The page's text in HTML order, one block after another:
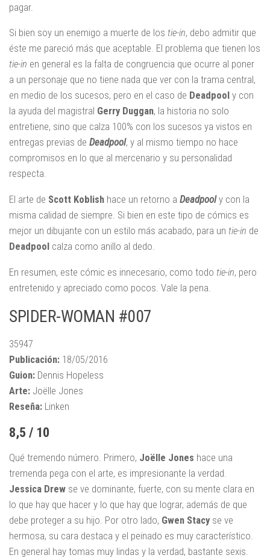
pagar.
Si bien soy un enemigo a muerte de los tie-in, debo admitir que
éste me pareció más que aceptable. El problema que tienen los
tie-in en general es la falta de congruencia que ocurre al poner
a un personaje que no tiene nada que ver con la trama central,
en medio de los sucesos, pero en el caso de Deadpool y con
la ayuda del magistral Gerry Duggan, la historia no solo
entretiene, sino que calza 100% con los sucesos ya vistos en
entregas previas de Deadpool, y al mismo tiempo no hace
compromisos en lo que al mercenario y su personalidad
respecta.
El arte de Scott Koblish hace un retorno a Deadpooly con la
misma calidad de siempre. Si bien en este tipo de cómics es
mejor un dibujante con un estilo más acabado, para un tie-in de
Deadpool calza como anillo al dedo.
En resumen, este cómic es innecesario, como todo tie-in, pero
entretenido y apreciado como pocos. Vale la pena.
SPIDER-WOMAN #007
35947
Publicación: 18/05/2016
Guion: Dennis Hopeless
Arte: Joëlle Jones
Reseña: Linken
8,5 / 10
Qué tremendo número. Primero, Joëlle Jones hace una
tremenda pega con el arte, es impresionante la verdad.
Jessica Drew se ve dominante, fuerte, con su mente clara en
lo que hay que hacer y lo que hay que lograr, además de que
debe proteger a su hijo. Por otro lado, Gwen Stacy se ve
hermosa, su cara destaca y el peinado es muy característico.
En general hay tomas muy lindas y la verdad, bastante sexis.